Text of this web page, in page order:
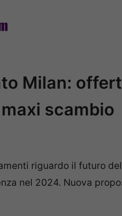
Milan:
scambio
riguardo il futuro
nel 2024. Nuova